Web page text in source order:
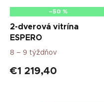
–50 %
2-dverová vitrína
ESPERO
8 – 9 týždňov
€1 219,40